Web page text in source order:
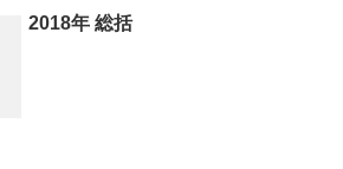
2018年 総括